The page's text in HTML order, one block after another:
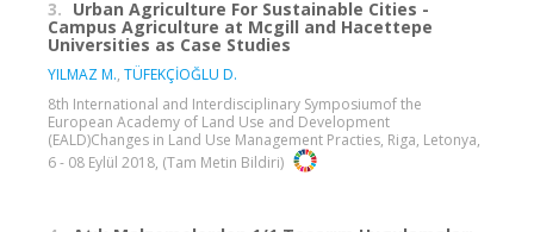
3. Urban Agriculture For Sustainable Cities -
Campus Agriculture at Mcgill and Hacettepe
Universities as Case Studies
YILMAZ M., TÜFEKÇİOĞLU D.
8th International and Interdisciplinary Symposiumof the
European Academy of Land Use and Development
(EALD)Changes in Land Use Management Practies, Riga, Letonya,
6 - 08 Eylül 2018, (Tam Metin Bildiri)